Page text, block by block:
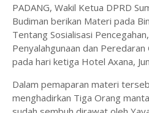
PADANG, Wakil Ketua DPRD
Budiman berikan Materi pada
Tentang Sosialisasi
Penyalahgunaan dan
pada hari ketiga Hotel Axana,
Dalam pemaparan materi
menghadirkan Tiga Orang